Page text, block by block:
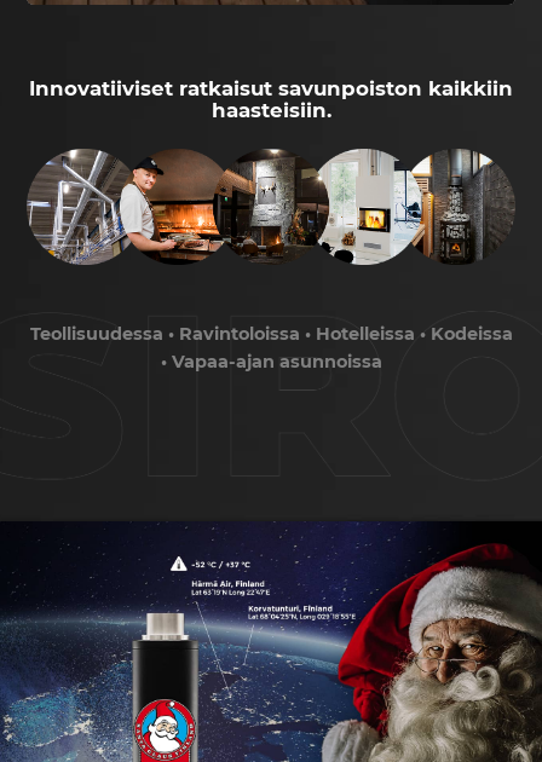
Innovatiiviset ratkaisut savunpoiston kaikkiin
haasteisiin.
Teollisuudessa • Ravintoloissa • Hotelleissa • Kodeissa
• Vapaa-ajan asunnoissa